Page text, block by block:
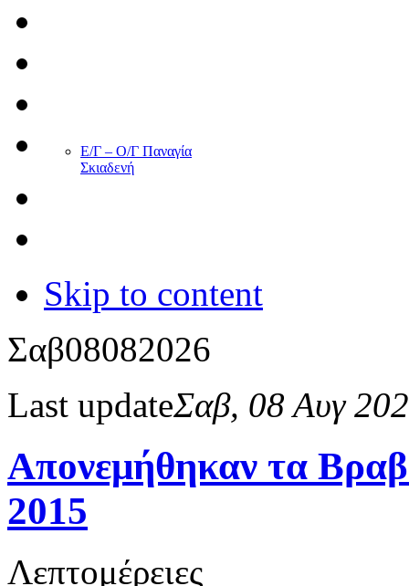
Ε/Γ – Ο/Γ Παναγία
Σκιαδενή
Skip to content
Σαβ08082026
Last updateΣαβ, 08 Αυγ
Απονεμήθηκαν τα
2015
Λεπτομέρειες